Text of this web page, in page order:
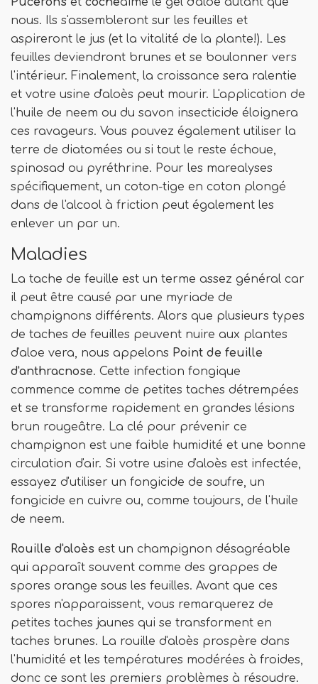
nous. Ils s'assembleront sur les feuilles et
aspireront le jus (et la vitalité de la plante!). Les
feuilles deviendront brunes et se boulonner vers
l'intérieur. Finalement, la croissance sera ralentie
et votre usine d'aloès peut mourir. L'application de
l'huile de neem ou du savon insecticide éloignera
ces ravageurs. Vous pouvez également utiliser la
terre de diatomées ou si tout le reste échoue,
spinosad ou pyréthrine. Pour les marealyses
spécifiquement, un coton-tige en coton plongé
dans de l'alcool à friction peut également les
enlever un par un.
Maladies
La tache de feuille est un terme assez général car
il peut être causé par une myriade de
champignons différents. Alors que plusieurs types
de taches de feuilles peuvent nuire aux plantes
d'aloe vera, nous appelons Point de feuille
d'anthracnose. Cette infection fongique
commence comme de petites taches détrempées
et se transforme rapidement en grandes lésions
brun rougeâtre. La clé pour prévenir ce
champignon est une faible humidité et une bonne
circulation d'air. Si votre usine d'aloès est infectée,
essayez d'utiliser un fongicide de soufre, un
fongicide en cuivre ou, comme toujours, de l'huile
de neem.
Rouille d'aloès est un champignon désagréable
qui apparaît souvent comme des grappes de
spores orange sous les feuilles. Avant que ces
spores n'apparaissent, vous remarquerez de
petites taches jaunes qui se transforment en
taches brunes. La rouille d'aloès prospère dans
l'humidité et les températures modérées à froides,
donc ce sont les premiers problèmes à résoudre.